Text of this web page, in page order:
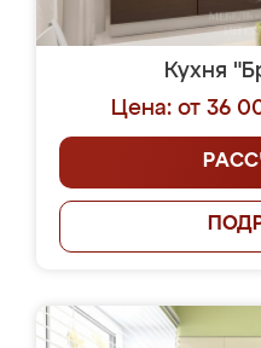
Кухня
Цена: от 36